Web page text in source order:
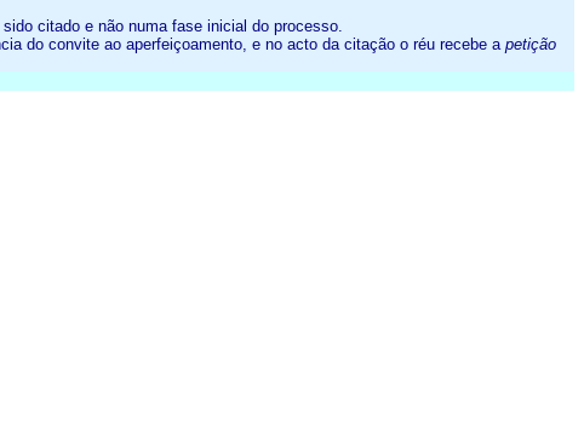
citado e não numa fase inicial do processo.
do convite ao aperfeiçoamento, e no acto da citação o réu recebe a petição